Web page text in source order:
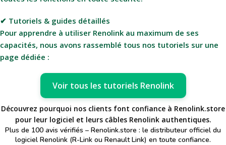
✔ Tutoriels & guides détaillés
Pour apprendre à utiliser Renolink au maximum de ses
capacités, nous avons rassemblé tous nos tutoriels sur une
page dédiée :
Voir tous les tutoriels Renolink
Découvrez pourquoi nos clients font confiance à Renolink.store
pour leur logiciel et leurs câbles Renolink authentiques.
Plus de 100 avis vérifiés – Renolink.store : le distributeur officiel du
logiciel Renolink (R-Link ou Renault Link) en toute confiance.